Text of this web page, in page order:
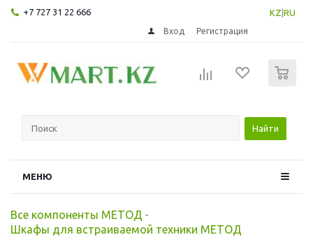
+7 727 31 22 666 KZ RU
Вход Регистрация
Найти
МЕНЮ
Все компоненты МЕТОД -
Шкафы для встраиваемой техники МЕТОД